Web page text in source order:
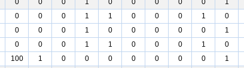
0 0 0 1 0 0 0 0 0 1
0 0 0 1 1 0 0 0 1 0
0 0 0 1 0 0 0 0 0 1
0 0 0 1 1 0 0 0 1 0
100 1 0 0 0 0 0 0 0 1